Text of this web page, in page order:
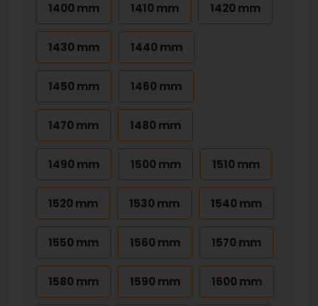
1400 mm 1410 mm 1420 mm
1430 mm 1440 mm
1450 mm 1460 mm
1470 mm 1480 mm
1490 mm 1500 mm 1510 mm
1520 mm 1530 mm 1540 mm
1550 mm 1560 mm 1570 mm
1580 mm 1590 mm 1600 mm